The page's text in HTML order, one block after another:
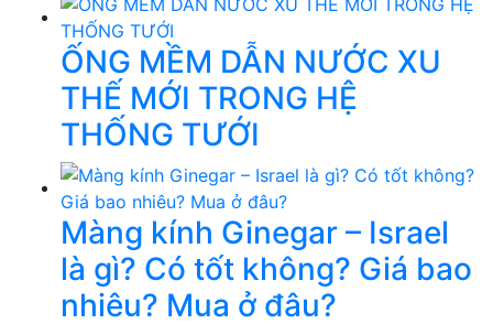
ỐNG MỀM DẪN NƯỚC XU
THẾ MỚI TRONG HỆ
THỐNG TƯỚI
Màng kính Ginegar – Israel
là gì? Có tốt không? Giá bao
nhiêu? Mua ở đâu?